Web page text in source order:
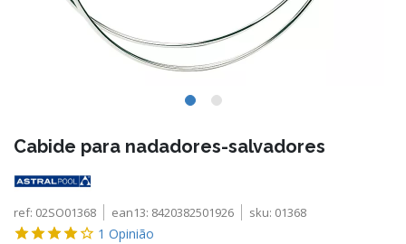
Cabide para nadadores-salvadores
ref: 02SO01368 ean13: 8420382501926 sku: 01368
1 Opinião